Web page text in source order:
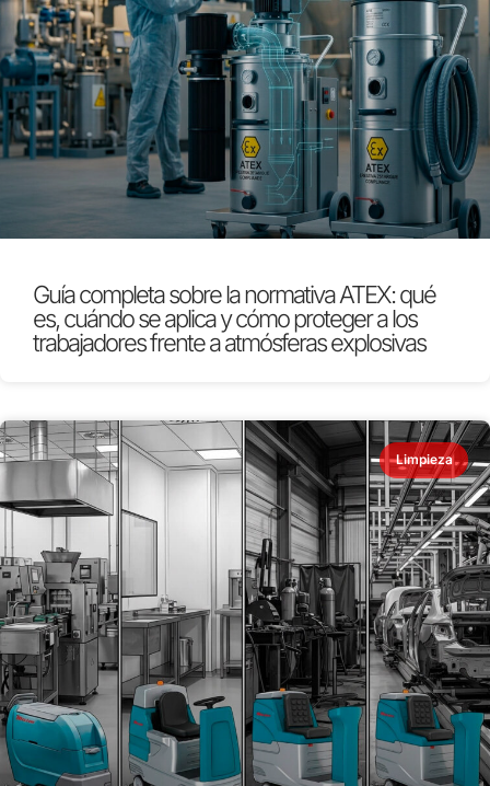
Guía completa sobre la normativa ATEX: qué
es, cuándo se aplica y cómo proteger a los
trabajadores frente a atmósferas explosivas
Limpieza